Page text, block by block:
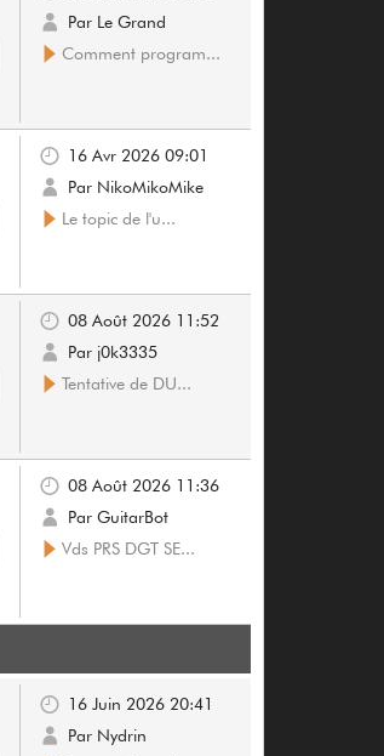
Par Le Grand
Comment program...
16 Avr 2026 09:01
Par NikoMikoMike
Le topic de l'u...
08 Août 2026 11:52
Par j0k3335
Tentative de DU...
08 Août 2026 11:36
Par GuitarBot
Vds PRS DGT SE...
16 Juin 2026 20:41
Par Nydrin